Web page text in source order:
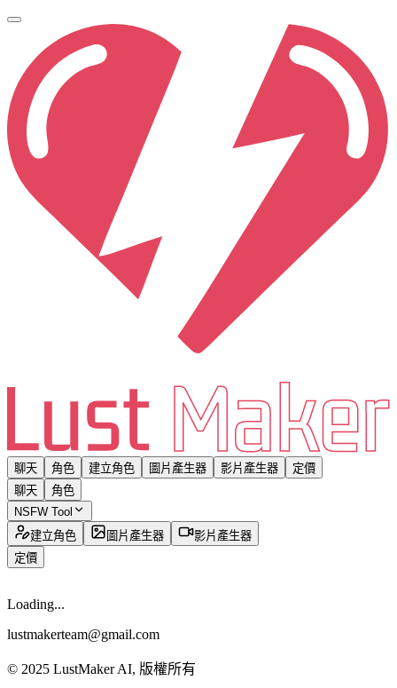
聊天 角色 建立角色 圖片產生器 影片產生器
定價
聊天
角色
NSFW Tool
建立角色
圖片產生器
影片產生器
定價
Loading...
lustmakerteam@gmail.com
© 2025 LustMaker AI, 版權所有